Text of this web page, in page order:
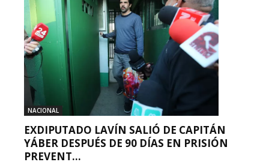
NACIONAL
EXDIPUTADO LAVÍN SALIÓ DE CAPITÁN
YÁBER DESPUÉS DE 90 DÍAS EN PRISIÓN
PREVENT...